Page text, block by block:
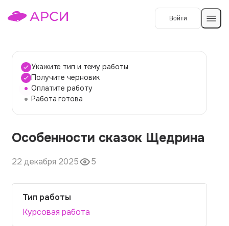
Войти
Темы работ
О сервисе
О компании
Наши гарантии
Вопросы и ответы
Отзывы
Контакты
Укажите тип и тему работы
Получите черновик
Оплатите работу
Работа готова
Особенности сказок Щедрина
22 декабря 2025 5
Тип работы
Курсовая работа